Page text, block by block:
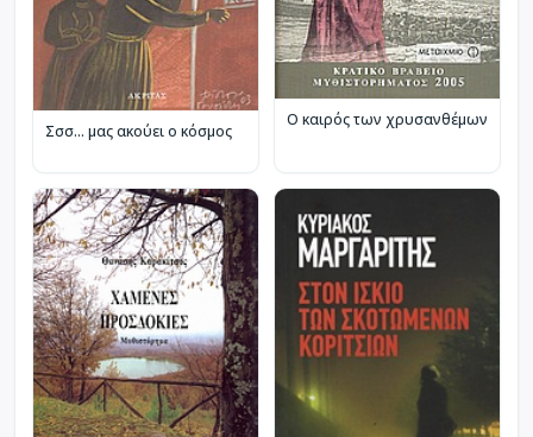
Σσσ... μας ακούει ο κόσμος
Ο καιρός των χρυσανθέμων